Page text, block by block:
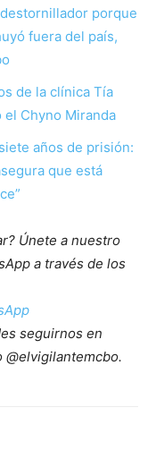
porque
fuera del país,
de la clínica Tía
Chyno Miranda
años de prisión:
que está
Únete a nuestro
a través de los
seguirnos en
@elvigilantemcbo.